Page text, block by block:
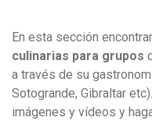
En esta sección
culinarias para grupos
a través de su
Sotogrande, Gibraltar
imágenes y vídeos y